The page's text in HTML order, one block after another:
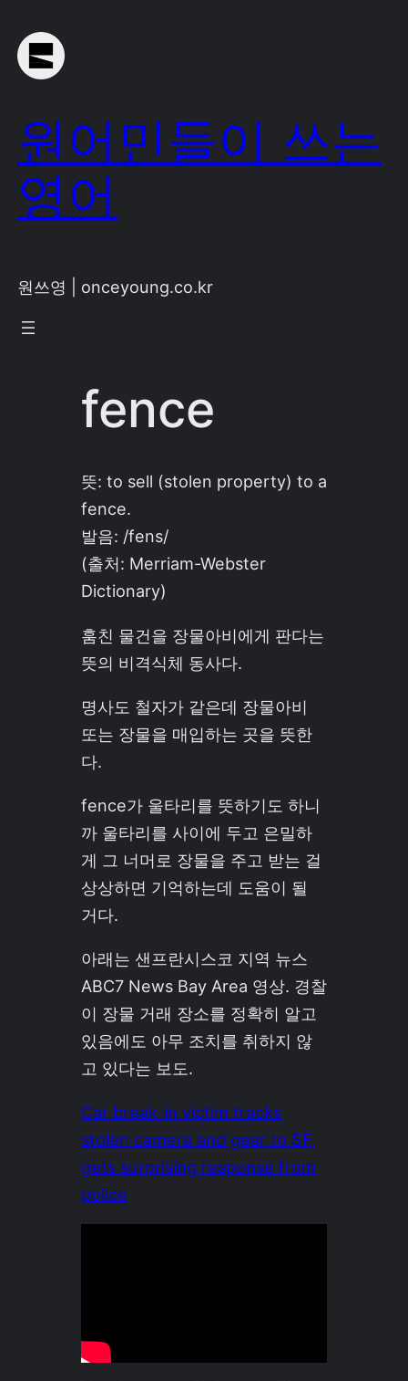
to
content
원어민들이 쓰는
영어
원쓰영 | onceyoung.co.kr
fence
뜻: to sell (stolen property) to a
fence.
발음: /fens/
(출처: Merriam-Webster
Dictionary)
훔친 물건을 장물아비에게 판다는
뜻의 비격식체 동사다.
명사도 철자가 같은데 장물아비
또는 장물을 매입하는 곳을 뜻한
다.
fence가 울타리를 뜻하기도 하니
까 울타리를 사이에 두고 은밀하
게 그 너머로 장물을 주고 받는 걸
상상하면 기억하는데 도움이 될
거다.
아래는 샌프란시스코 지역 뉴스
ABC7 News Bay Area 영상. 경찰
이 장물 거래 장소를 정확히 알고
있음에도 아무 조치를 취하지 않
고 있다는 보도.
Car break-in victim tracks
stolen camera and gear to SF,
gets surprising response from
police